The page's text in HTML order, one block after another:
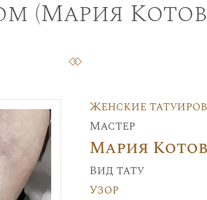
(Мария
Женские
Мастер
Мария
Вид тату
Узор